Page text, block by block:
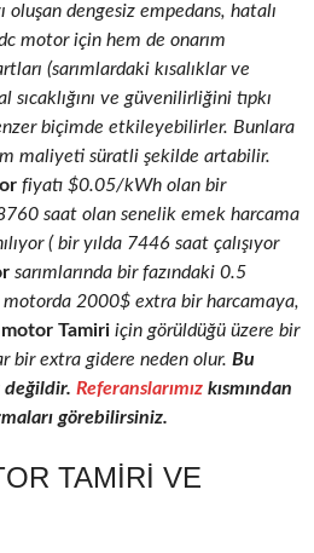
oluşan dengesiz empedans, hatalı
motor için hem de onarım
(sarımlardaki kısalıklar ve
ve güvenilirliğini tıpkı
biçimde etkileyebilirler. Bunlara
maliyeti süratli şekilde artabilir.
fiyatı $0.05/kWh olan bir
saat olan senelik emek harcama
( bir yılda 7446 saat çalışıyor
sarımlarında bir fazındaki 0.5
motorda 2000$ extra bir harcamaya,
Tamiri için görüldüğü üzere bir
bir extra gidere neden olur. Bu
değildir. Referanslarımız kısmından
görebilirsiniz.
TAMIRI VE